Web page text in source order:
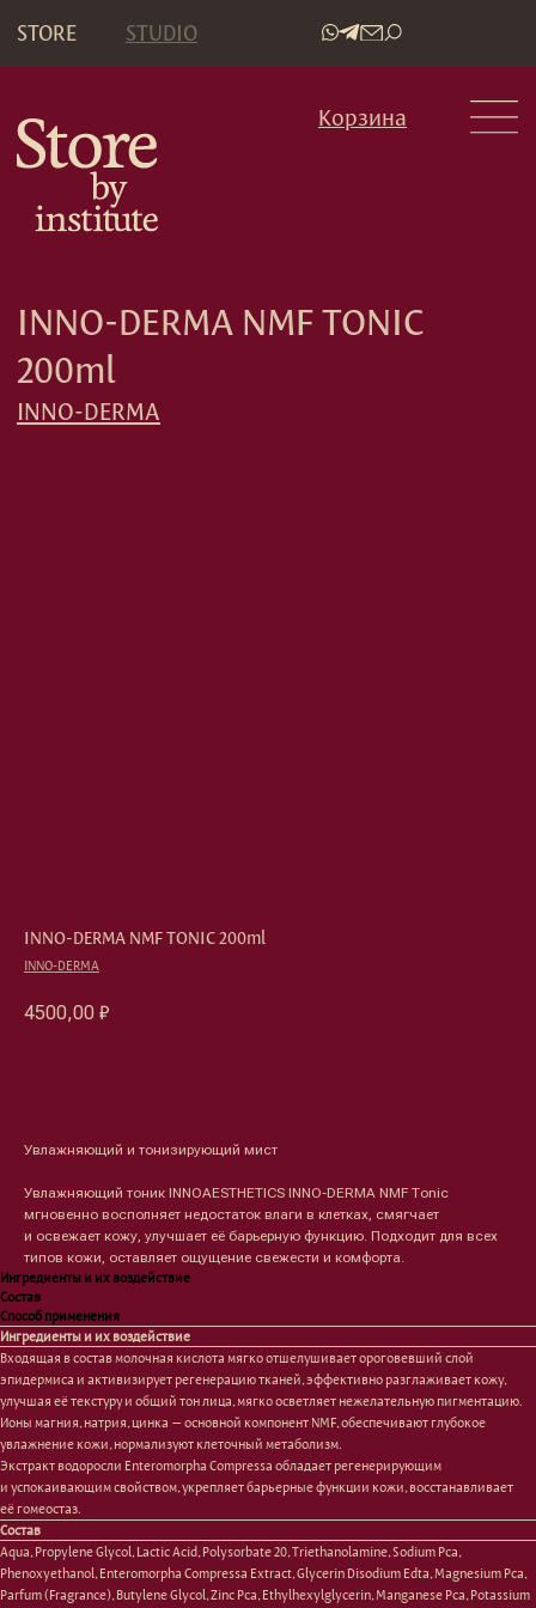
STORE STUDIO
•
INNO-DERMA NMF TONIC
INNO-DERMA NMF TONIC 200ml
INNO-DERMA
4500,00 ₽
Увлажняющий и тонизирующий мист
Увлажняющий тоник INNOAESTHETICS INNO-DERMA NMF Тonic
мгновенно восполняет недостаток влаги в клетках, смягчает
и освежает кожу, улучшает её барьерную функцию. Подходит для всех
типов кожи, оставляет ощущение свежести и комфорта.
Ингредиенты и их воздействие
Состав
Способ применения
Ингредиенты и их воздействие
Входящая в состав молочная кислота мягко отшелушивает ороговевший слой
эпидермиса и активизирует регенерацию тканей, эффективно разглаживает кожу,
улучшая её текстуру и общий тон лица, мягко осветляет нежелательную пигментацию.
Ионы магния, натрия, цинка — основной компонент NMF, обеспечивают глубокое
увлажнение кожи, нормализуют клеточный метаболизм.
Экстракт водоросли Enteromorpha Compressa обладает регенерирующим
и успокаивающим свойством, укрепляет барьерные функции кожи, восстанавливает
её гомеостаз.
Состав
Aqua, Propylene Glycol, Lactic Acid, Polysorbate 20, Triethanolamine, Sodium Pca,
Phenoxyethanol, Enteromorpha Compressa Extract, Glycerin Disodium Edta, Magnesium Pca,
Parfum (Fragrance), Butylene Glycol, Zinc Pca, Ethylhexylglycerin, Manganese Pca, Potassium
Тело
Проблемы
Кремы
Лосьоны
Очищение
Шея и зона декольте
Лицо
Проблемы
Очищение
Увлажнение/питание
Сыворотки/ эссенции
Ретинол